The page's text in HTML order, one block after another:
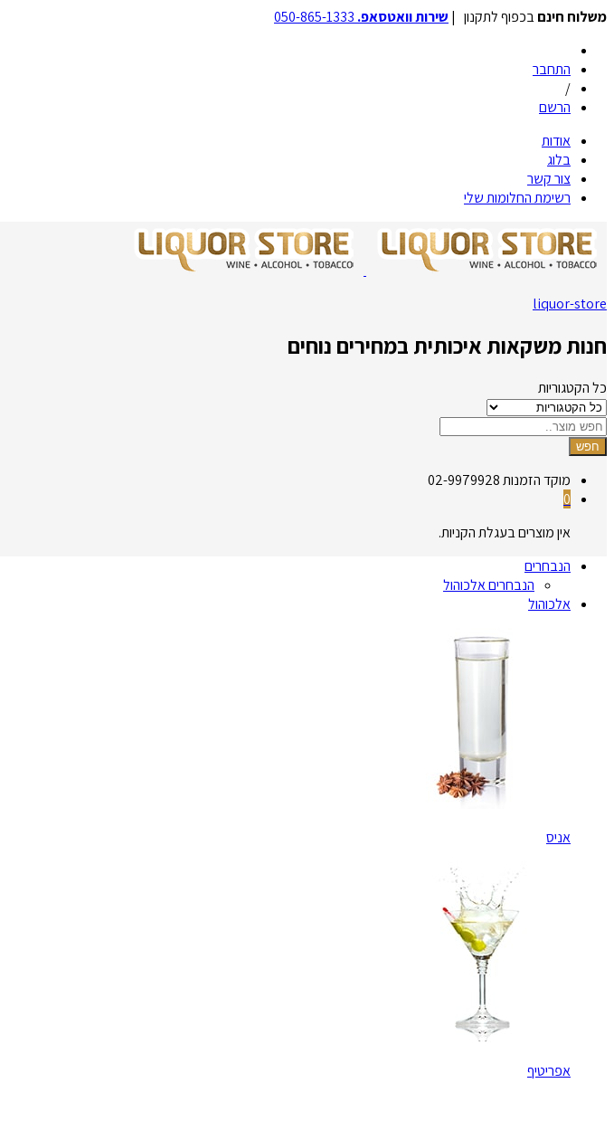
משלוח חינםבכפוף לתקנון | שירות וואטסאפ.
התחבר
/
הרשם
אודות
בלוג
צור קשר
רשימת החלומות שלי
liquor-store
חנות משקאות איכותית במחירים נוחים
כל הקטגוריות
חפש
מוקד הזמנות02-9979928
0
אין מוצרים בעגלת הקניות.
הנבחרים
הנבחרים אלכוהול
אלכוהול
אניס
אפריטיף